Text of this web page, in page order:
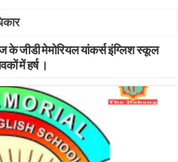
का सर्वसम्मति से चयन विद्युत चौरसिया
के जीडी मेमोरियल यांकर्स इंग्लिश स्कूल
में हर्ष ।